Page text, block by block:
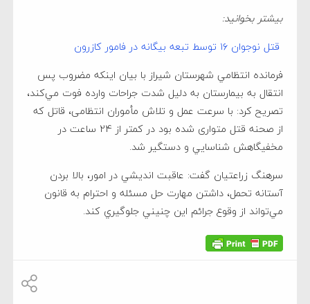
بیشتر بخوانید:
قتل نوجوان ۱۶ توسط تبعه بیگانه در فامور کازرون
فرمانده انتظامي شهرستان شيراز با بيان اينكه مضروب پس
انتقال به بيمارستان به دليل شدت جراحات وارده فوت مي‌كند،
تصريح کرد: با سرعت عمل و تلاش مأموران انتظامی، قاتل که
از صحنه قتل متواری شده بود در کمتر از 24 ساعت در
مخفيگاهش شناسايي و دستگیر شد.
سرهنگ زراعتیان گفت: عاقبت انديشي در امور، بالا بردن
آستانه تحمل، داشتن مهارت حل مسئله و احترام به قانون
مي‌‎تواند از وقوع جرائم اين چنيني جلوگيري کند.